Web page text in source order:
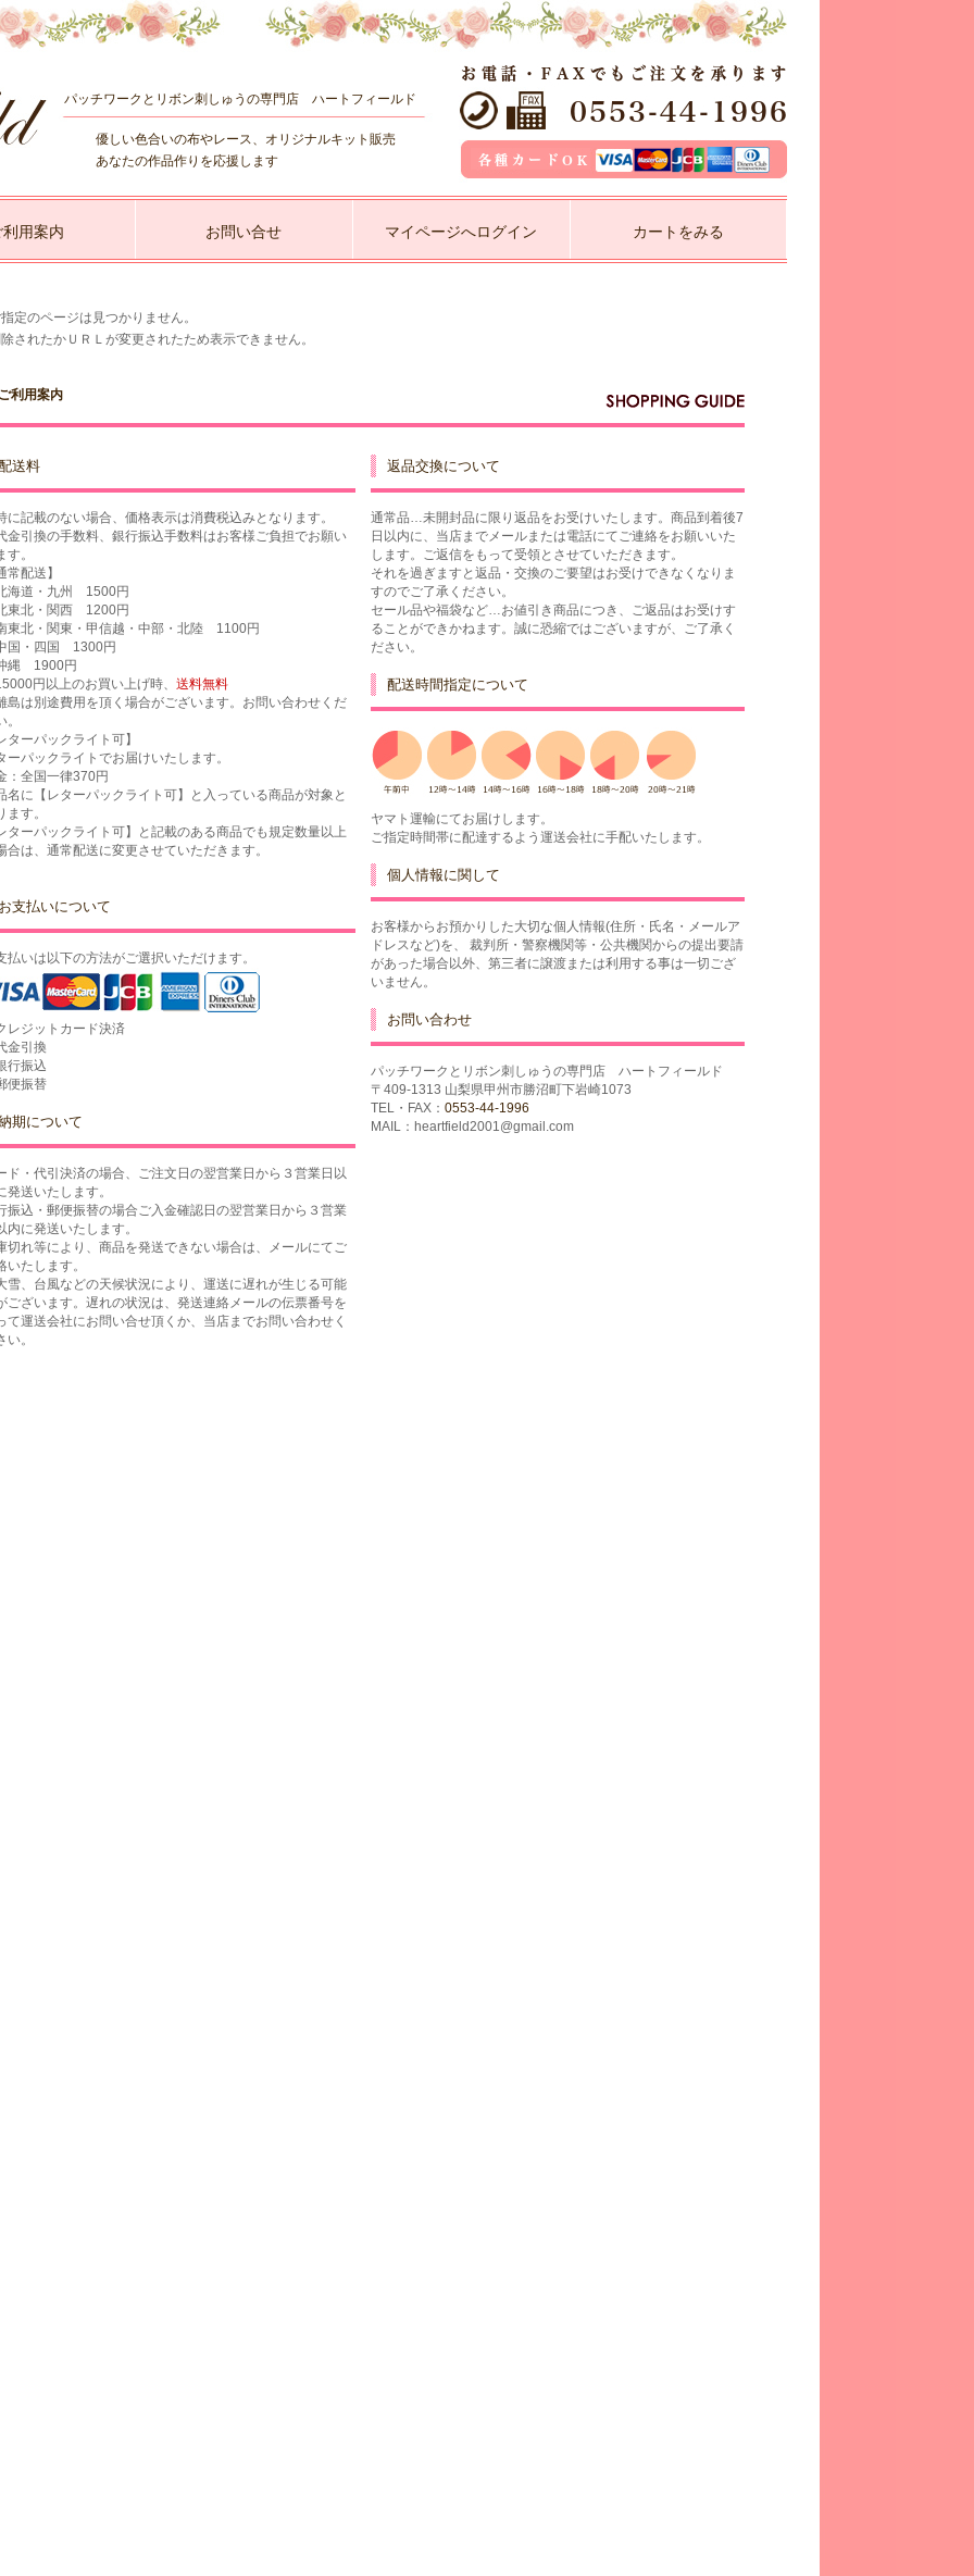
パッチワークとリボン刺しゅうの専門店 ハートフィールド
優しい色合いの布やレース、オリジナルキット販売
あなたの作品作りを応援します
利用案内 お問い合せ マイページへログイン カートをみる
定のページは見つかりません。
されたかＵＲＬが変更されたため表示できません。
利用案内
送料
に記載のない場合、価格表示は消費税込みとなります。
金引換の手数料、銀行振込手数料はお客様ご負担でお願い
す。
常配送】
海道・九州 1500円
東北・関西 1200円
東北・関東・甲信越・中部・北陸 1100円
国・四国 1300円
縄 1900円
円以上のお買い上げ時、 送料無料
は別途費用を頂く場合がございます。お問い合わせくだ
。
ターパックライト可】
ーパックライトでお届けいたします。
：全国一律370円
名に【レターパックライト可】と入っている商品が対象と
ます。
ターパックライト可】と記載のある商品でも規定数量以上
合は、通常配送に変更させていただきます。
支払いについて
払いは以下の方法がご選択いただけます。
レジットカード決済
金引換
行振込
便振替
期について
ド・代引決済の場合、ご注文日の翌営業日から３営業日以
発送いたします。
振込・郵便振替の場合ご入金確認日の翌営業日から３営業
内に発送いたします。
切れ等により、商品を発送できない場合は、メールにてご
いたします。
、台風などの天候状況により、運送に遅れが生じる可能
ございます。遅れの状況は、発送連絡メールの伝票番号を
て運送会社にお問い合せ頂くか、当店までお問い合わせく
い。
返品交換について
通常品…未開封品に限り返品をお受けいたします。商品到着後7
日以内に、当店までメールまたは電話にてご連絡をお願いいた
します。ご返信をもって受領とさせていただきます。
それを過ぎますと返品・交換のご要望はお受けできなくなりま
すのでご了承ください。
セール品や福袋など…お値引き商品につき、ご返品はお受けす
ることができかねます。誠に恐縮ではございますが、ご了承く
ださい。
配送時間指定について
ヤマト運輸にてお届けします。
ご指定時間帯に配達するよう運送会社に手配いたします。
個人情報に関して
お客様からお預かりした大切な個人情報(住所・氏名・メールア
ドレスなど)を、 裁判所・警察機関等・公共機関からの提出要請
があった場合以外、第三者に譲渡または利用する事は一切ござ
いません。
お問い合わせ
パッチワークとリボン刺しゅうの専門店 ハートフィールド
〒409-1313 山梨県甲州市勝沼町下岩崎1073
TEL・FAX： 0553-44-1996
MAIL：heartfield2001@gmail.com